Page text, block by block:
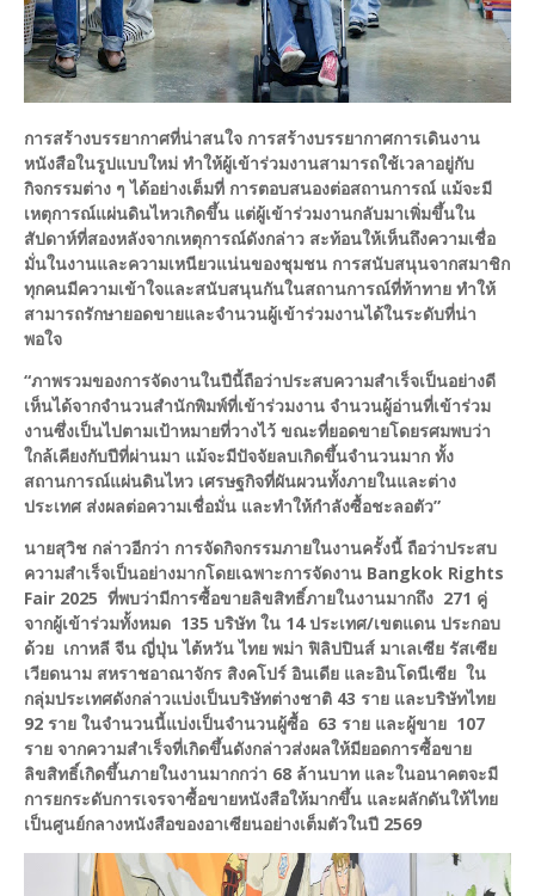
การสร้างบรรยากาศที่น่าสนใจ การสร้างบรรยากาศการเดินงาน
หนังสือในรูปแบบใหม่ ทำให้ผู้เข้าร่วมงานสามารถใช้เวลาอยู่กับ
กิจกรรมต่าง ๆ ได้อย่างเต็มที่ การตอบสนองต่อสถานการณ์ แม้จะมี
เหตุการณ์แผ่นดินไหวเกิดขึ้น แต่ผู้เข้าร่วมงานกลับมาเพิ่มขึ้นใน
สัปดาห์ที่สองหลังจากเหตุการณ์ดังกล่าว สะท้อนให้เห็นถึงความเชื่อ
มั่นในงานและความเหนียวแน่นของชุมชน การสนับสนุนจากสมาชิก
ทุกคนมีความเข้าใจและสนับสนุนกันในสถานการณ์ที่ท้าทาย ทำให้
สามารถรักษายอดขายและจำนวนผู้เข้าร่วมงานได้ในระดับที่น่า
พอใจ
“ภาพรวมของการจัดงานในปีนี้ถือว่าประสบความสำเร็จเป็นอย่างดี
เห็นได้จากจำนวนสำนักพิมพ์ที่เข้าร่วมงาน จำนวนผู้อ่านที่เข้าร่วม
งานซึ่งเป็นไปตามเป้าหมายที่วางไว้ ขณะที่ยอดขายโดยรศมพบว่า
ใกล้เคียงกับปีที่ผ่านมา แม้จะมีปัจจัยลบเกิดขึ้นจำนวนมาก ทั้ง
สถานการณ์แผ่นดินไหว เศรษฐกิจที่ผันผวนทั้งภายในและต่าง
ประเทศ ส่งผลต่อความเชื่อมั่น และทำให้กำลังซื้อชะลอตัว”
นายสุวิช กล่าวอีกว่า การจัดกิจกรรมภายในงานครั้งนี้ ถือว่าประสบ
ความสำเร็จเป็นอย่างมากโดยเฉพาะการจัดงาน Bangkok Rights
Fair 2025 ที่พบว่ามีการซื้อขายลิขสิทธิ์ภายในงานมากถึง 271 คู่
จากผู้เข้าร่วมทั้งหมด 135 บริษัท ใน 14 ประเทศ/เขตแดน ประกอบ
ด้วย เกาหลี จีน ญี่ปุ่น ไต้หวัน ไทย พม่า ฟิลิปปินส์ มาเลเซีย รัสเซีย
เวียดนาม สหราชอาณาจักร สิงคโปร์ อินเดีย และอินโดนีเซีย ใน
กลุ่มประเทศดังกล่าวแบ่งเป็นบริษัทต่างชาติ 43 ราย และบริษัทไทย
92 ราย ในจำนวนนี้แบ่งเป็นจำนวนผู้ซื้อ 63 ราย และผู้ขาย 107
ราย จากความสำเร็จที่เกิดขึ้นดังกล่าวส่งผลให้มียอดการซื้อขาย
ลิขสิทธิ์เกิดขึ้นภายในงานมากกว่า 68 ล้านบาท และในอนาคตจะมี
การยกระดับการเจรจาซื้อขายหนังสือให้มากขึ้น และผลักดันให้ไทย
เป็นศูนย์กลางหนังสือของอาเซียนอย่างเต็มตัวในปี 2569